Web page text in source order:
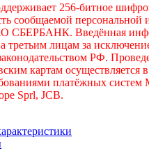
256-битное
сообщаемой персональной
СБЕРБАНК. Введённая
третьим лицам за
РФ.
картам осуществляется
платёжных
Sprl, JCB.